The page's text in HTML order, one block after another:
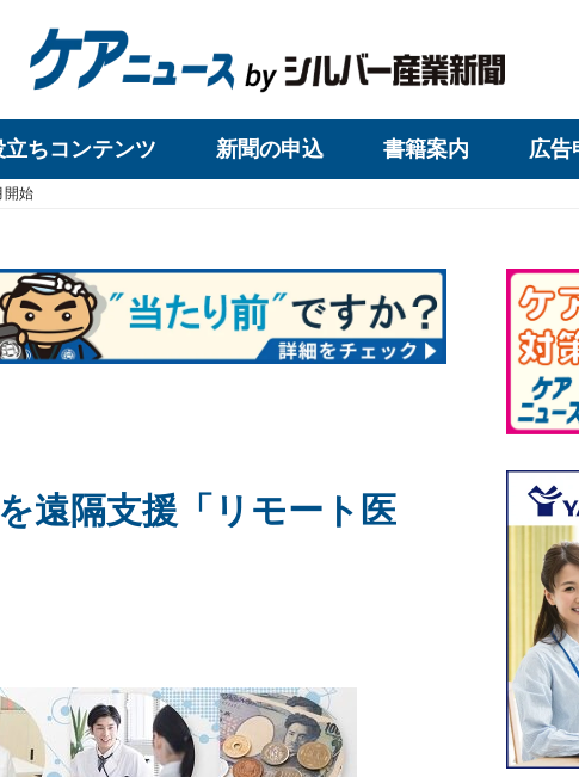
立ちコンテンツ 新聞の申込 書籍案内 広告
開始
遠隔支援「リモート医